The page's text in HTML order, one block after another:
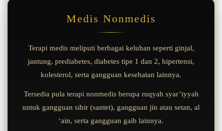
Medis Nonmedis
Terapi medis meliputi berbagai keluhan seperti ginjal,
jantung, prediabetes, diabetes tipe 1 dan 2, hipertensi,
kolesterol, serta gangguan kesehatan lainnya.
Tersedia pula terapi nonmedis berupa ruqyah syar’iyyah
untuk gangguan sihir (santet), gangguan jin atau setan, al
‘ain, serta gangguan gaib lainnya.